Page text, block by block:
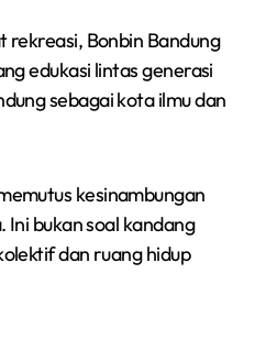
Bonbin Bandung
edukasi lintas generasi
sebagai kota ilmu dan
kesinambungan
bukan soal kandang
dan ruang hidup